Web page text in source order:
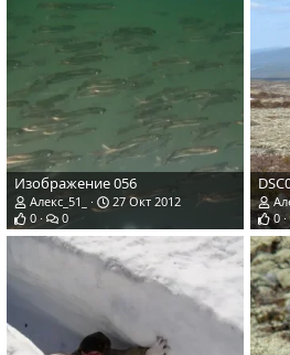
Изображение 056
Алекс_51_
27 Окт 2012
0
0
0